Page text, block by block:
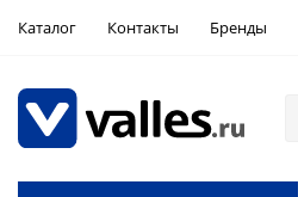
Каталог Контакты Бренды